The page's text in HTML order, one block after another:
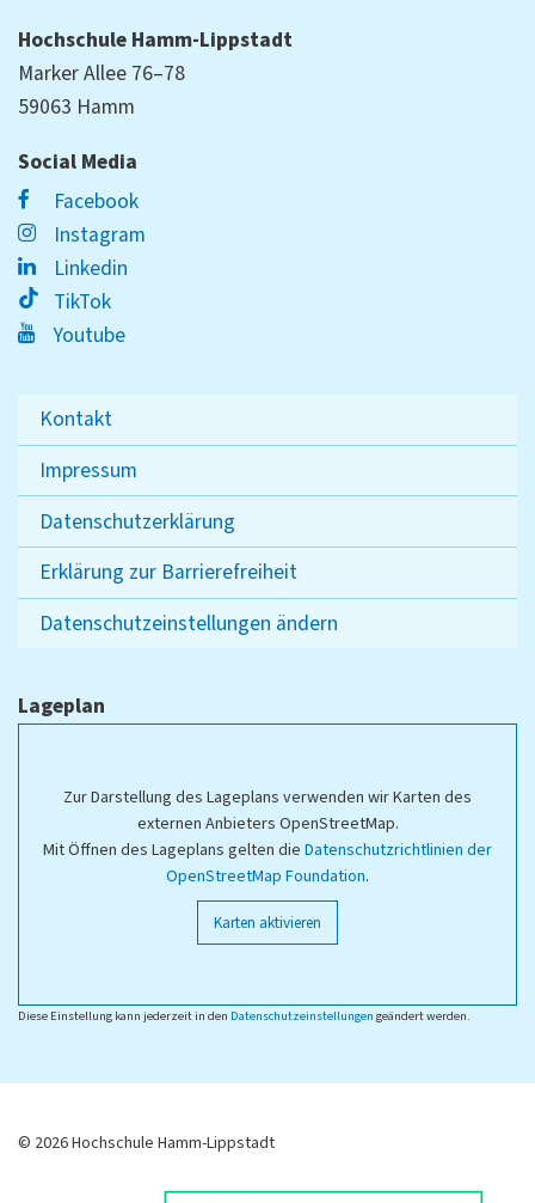
Hochschule Hamm-Lippstadt
Marker Allee 76–78
59063 Hamm
Social Media
Facebook
Instagram
Linkedin
TikTok
Youtube
Kontakt
Impressum
Datenschutzerklärung
Erklärung zur Barrierefreiheit
Datenschutzeinstellungen ändern
Lageplan
Zur Darstellung des Lageplans verwenden wir Karten des
externen Anbieters OpenStreetMap.
Mit Öffnen des Lageplans gelten die Datenschutzrichtlinien der
OpenStreetMap Foundation.
Karten aktivieren
Diese Einstellung kann jederzeit in den Datenschutzeinstellungen geändert werden.
© 2026 Hochschule Hamm-Lippstadt